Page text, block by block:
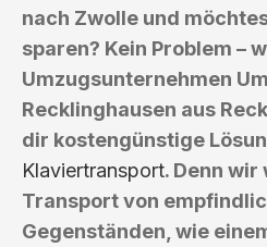
nach Zwolle und
sparen? Kein Problem –
Umzugsunternehmen
Recklinghausen aus
dir kostengünstige
Klaviertransport. Denn wir
Transport von
Gegenständen, wie